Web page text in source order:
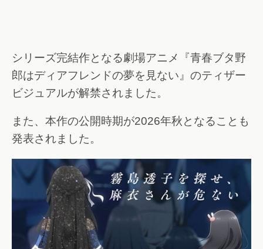
シリーズ完結作となる劇場アニメ『青春ブタ野
郎はディアフレンドの夢を見ない』のティザー
ビジュアルが解禁されました。
また、本作の公開時期が2026年秋となることも
発表されました。